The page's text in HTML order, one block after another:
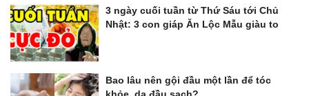
3 ngày cuối tuần từ Thứ Sáu tới Chủ
Nhật: 3 con giáp Ăn Lộc Mẫu giàu to
Bao lâu nên gội đầu một lần để tóc
khỏe, da đầu sạch?